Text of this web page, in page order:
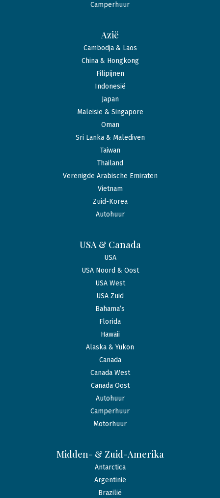
Camperhuur
Azië
Cambodja & Laos
China & Hongkong
Filipijnen
Indonesië
Japan
Maleisië & Singapore
Oman
Sri Lanka & Malediven
Taiwan
Thailand
Verenigde Arabische Emiraten
Vietnam
Zuid-Korea
Autohuur
USA & Canada
USA
USA Noord & Oost
USA West
USA Zuid
Bahama’s
Florida
Hawaii
Alaska & Yukon
Canada
Canada West
Canada Oost
Autohuur
Camperhuur
Motorhuur
Midden- & Zuid-Amerika
Antarctica
Argentinië
Brazilië